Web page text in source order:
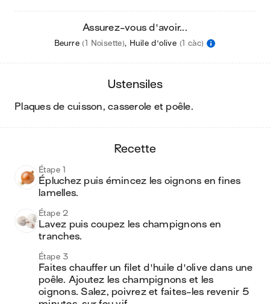
Assurez-vous d'avoir...
Beurre (1 Noisette), Huile d'olive (1 càc)
ustensiles
plaques de cuisson, casserole et poêle.
recette
Étape 1
Épluchez puis émincez les oignons en fines
lamelles.
Étape 2
Lavez puis coupez les champignons en
tranches.
Étape 3
Faites chauffer un filet d'huile d'olive dans une
poêle. Ajoutez les champignons et les
oignons. Salez, poivrez et faites-les revenir 5